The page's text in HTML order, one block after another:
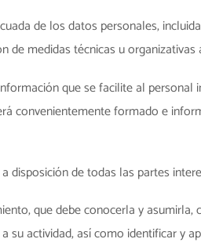
de los datos personales,
medidas técnicas u organizativas
que se facilite al personal
convenientemente formado e
de todas las partes
que debe conocerla y asumirla,
su actividad, así como identificar y